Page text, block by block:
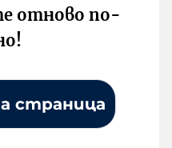
отново по-
страница